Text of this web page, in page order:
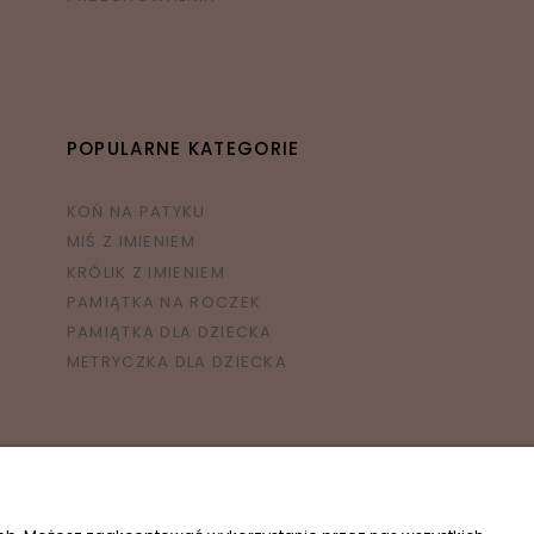
POPULARNE KATEGORIE
KOŃ NA PATYKU
MIŚ Z IMIENIEM
KRÓLIK Z IMIENIEM
PAMIĄTKA NA ROCZEK
PAMIĄTKA DLA DZIECKA
METRYCZKA DLA DZIECKA